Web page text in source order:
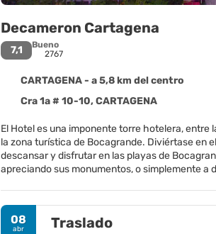
Decameron Cartagena
7,1
Bueno
2767
CARTAGENA - a 5,8 km del centro
Cra 1a # 10-10, CARTAGENA
El Hotel es una imponente torre hotelera,
la zona turística de Bocagrande. Diviértase en
descansar y disfrutar en las playas de
apreciando sus monumentos, o simplemente a
08
abr Traslado